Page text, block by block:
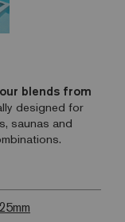
blends from
designed for
saunas and
25mm